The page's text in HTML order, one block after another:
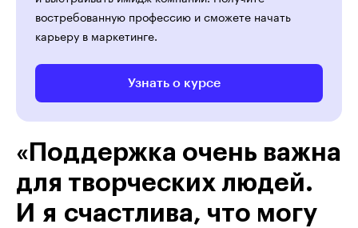
востребованную профессию и сможете начать
карьеру в маркетинге.
Узнать о курсе
«Поддержка очень важна
для творческих людей.
И я счастлива, что могу